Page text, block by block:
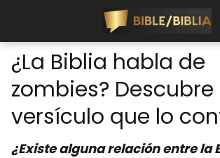
¿La Biblia habla de
zombies? Descubre
versículo que lo
¿Existe alguna relación entre la